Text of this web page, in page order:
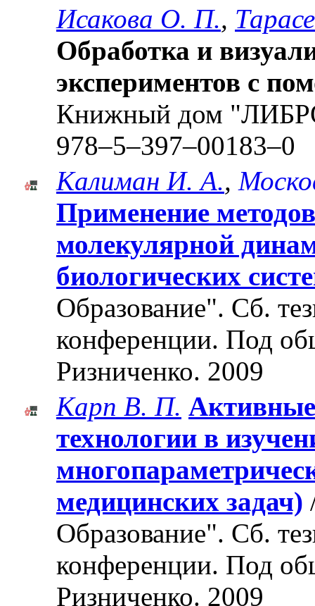
Исакова О. П.,
Обработка и
экспериментов с
Книжный дом
978–5–397–00183–0
Калиман И. А.,
Применение
молекулярной
биологических
Образование". Cб.
конференции. Под
Ризниченко. 2009
Карп В. П.
технологии в
медицинских задач)
Образование". Cб.
конференции. Под
Ризниченко. 2009